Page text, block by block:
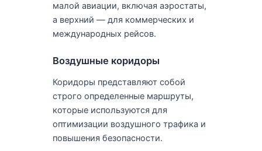
малой авиации, включая аэростаты,
а верхний — для коммерческих и
международных рейсов.
Воздушные коридоры
Коридоры представляют собой
строго определенные маршруты,
которые используются для
оптимизации воздушного трафика и
повышения безопасности.